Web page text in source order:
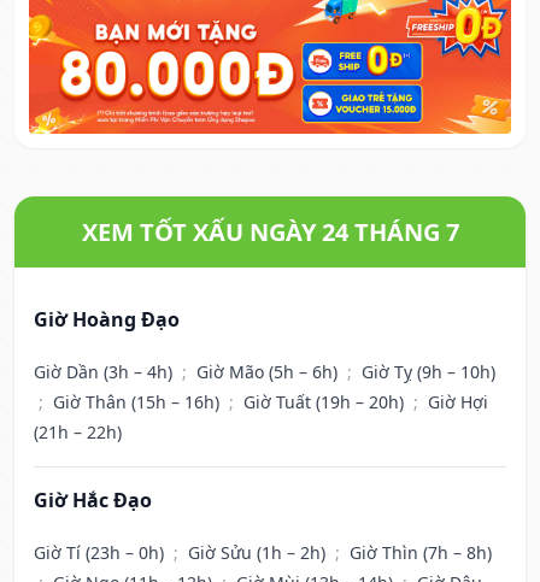
XEM TỐT XẤU NGÀY 24 THÁNG 7
Giờ Hoàng Đạo
Giờ Dần (3h – 4h) ; Giờ Mão (5h – 6h) ; Giờ Tỵ (9h – 10h)
; Giờ Thân (15h – 16h) ; Giờ Tuất (19h – 20h) ; Giờ Hợi
(21h – 22h)
Giờ Hắc Đạo
Giờ Tí (23h – 0h) ; Giờ Sửu (1h – 2h) ; Giờ Thìn (7h – 8h)